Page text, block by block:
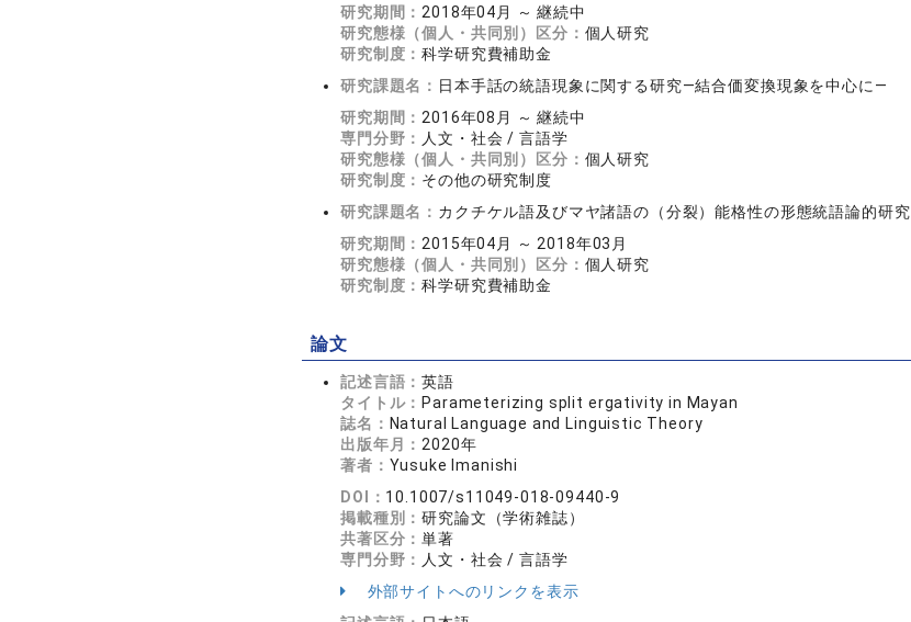
研究期間： 2018年04月 ～ 継続中
研究態様（個人・共同別）区分： 個人研究
研究制度：科学研究費補助金
研究課題名： 日本手話の統語現象に関する研究—結合価変換現象を中心に—
研究期間： 2016年08月 ～ 継続中
専門分野： 人文・社会 / 言語学
研究態様（個人・共同別）区分： 個人研究
研究制度： その他の研究制度
研究課題名： カクチケル語及びマヤ諸語の（分裂）能格性の形態統語論的研究
研究期間： 2015年04月 ～ 2018年03月
研究態様（個人・共同別）区分： 個人研究
研究制度：科学研究費補助金
論文
記述言語：英語
タイトル： Parameterizing split ergativity in Mayan
誌名： Natural Language and Linguistic Theory
出版年月： 2020年
著者： Yusuke Imanishi
DOI： 10.1007/s11049-018-09440-9
掲載種別：研究論文（学術雑誌）
共著区分：単著
専門分野： 人文・社会 / 言語学
外部サイトへのリンクを表示